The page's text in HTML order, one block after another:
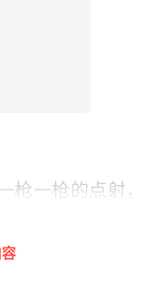
枪一枪的点射，
不是正确的。速
奏的变化来进行